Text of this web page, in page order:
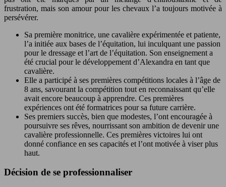
frustration, mais son amour pour les chevaux l’a toujours motivée à
persévérer.
Sa première monitrice, une cavalière expérimentée et patiente,
l’a initiée aux bases de l’équitation, lui inculquant une passion
pour le dressage et l’art de l’équitation. Son enseignement a
été crucial pour le développement d’Alexandra en tant que
cavalière.
Elle a participé à ses premières compétitions locales à l’âge de
8 ans, savourant la compétition tout en reconnaissant qu’elle
avait encore beaucoup à apprendre. Ces premières
expériences ont été formatrices pour sa future carrière.
Ses premiers succès, bien que modestes, l’ont encouragée à
poursuivre ses rêves, nourrissant son ambition de devenir une
cavalière professionnelle. Ces premières victoires lui ont
donné confiance en ses capacités et l’ont motivée à viser plus
haut.
Décision de se professionnaliser